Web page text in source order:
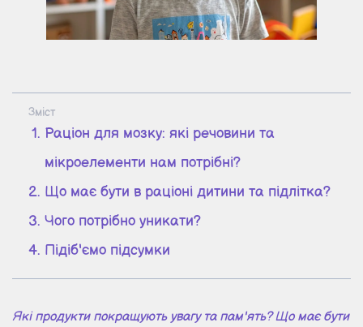
Зміст
Раціон для мозку: які речовини та
мікроелементи нам потрібні?
Що має бути в раціоні дитини та підлітка?
Чого потрібно уникати?
Підіб'ємо підсумки
Які продукти покращують увагу та пам'ять? Що має бути